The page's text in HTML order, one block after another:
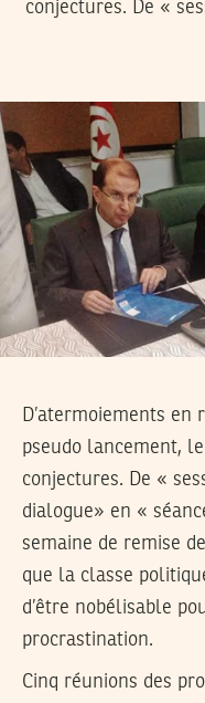
conjectures. De «
D’atermoiements en
pseudo lancement,
conjectures. De «
dialogue» en «
semaine de remise
que la classe
d’être nobélisable
procrastination.
Cinq réunions des